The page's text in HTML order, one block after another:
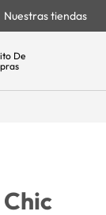
Nuestras tiendas